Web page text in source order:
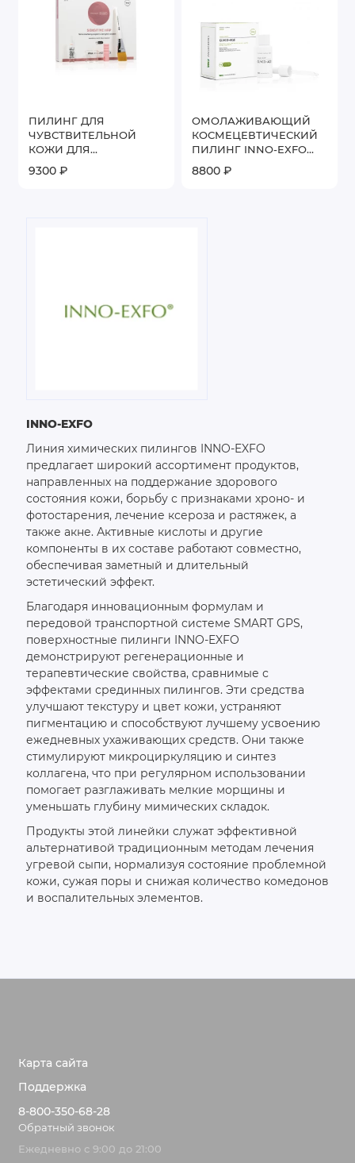
ПИЛИНГ ДЛЯ
ЧУВСТВИТЕЛЬНОЙ
КОЖИ ДЛЯ
ПРИМЕНЕНИЯ INNO-
9300 ₽
ОМОЛАЖИВАЮЩИЙ
КОСМЕЦЕВТИЧЕСКИЙ
ПИЛИНГ INNO-EXFO
8800 ₽
INNO-EXFO
Линия химических пилингов INNO-EXFO
предлагает широкий ассортимент продуктов,
направленных на поддержание здорового
состояния кожи, борьбу с признаками хроно- и
фотостарения, лечение ксероза и растяжек, а
также акне. Активные кислоты и другие
компоненты в их составе работают совместно,
обеспечивая заметный и длительный
эстетический эффект.
Благодаря инновационным формулам и
передовой транспортной системе SMART GPS,
поверхностные пилинги INNO-EXFO
демонстрируют регенерационные и
терапевтические свойства, сравнимые с
эффектами срединных пилингов. Эти средства
улучшают текстуру и цвет кожи, устраняют
пигментацию и способствуют лучшему усвоению
ежедневных ухаживающих средств. Они также
стимулируют микроциркуляцию и синтез
коллагена, что при регулярном использовании
помогает разглаживать мелкие морщины и
уменьшать глубину мимических складок.
Продукты этой линейки служат эффективной
альтернативой традиционным методам лечения
угревой сыпи, нормализуя состояние проблемной
кожи, сужая поры и снижая количество комедонов
и воспалительных элементов.
Карта сайта
Поддержка
8-800-350-68-28
Обратный звонок
Ежедневно с 9:00 до 21:00